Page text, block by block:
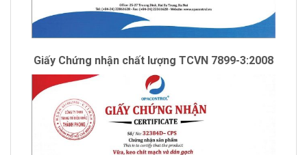
Giấy Chứng nhận chất lượng TCVN 7899-3:2008